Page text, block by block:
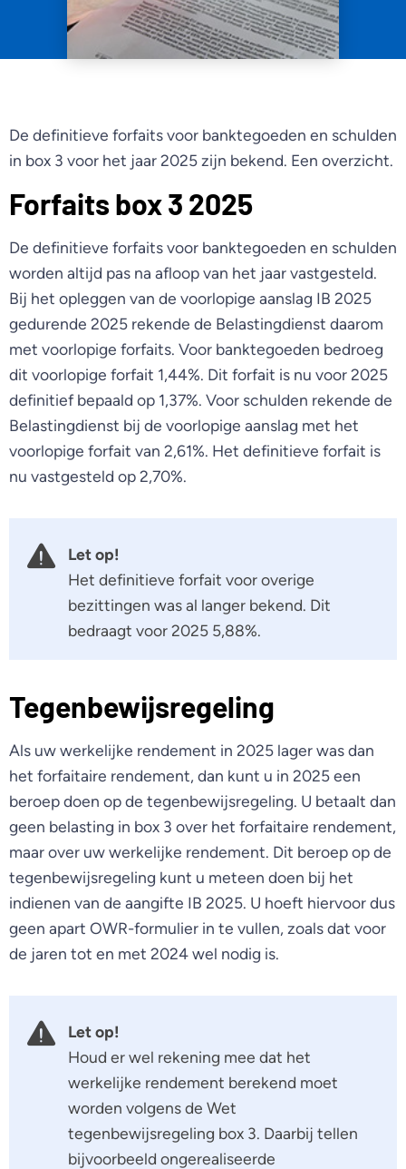
De definitieve forfaits voor banktegoeden en schulden
in box 3 voor het jaar 2025 zijn bekend. Een overzicht.
Forfaits box 3 2025
De definitieve forfaits voor banktegoeden en schulden
worden altijd pas na afloop van het jaar vastgesteld.
Bij het opleggen van de voorlopige aanslag IB 2025
gedurende 2025 rekende de Belastingdienst daarom
met voorlopige forfaits. Voor banktegoeden bedroeg
dit voorlopige forfait 1,44%. Dit forfait is nu voor 2025
definitief bepaald op 1,37%. Voor schulden rekende de
Belastingdienst bij de voorlopige aanslag met het
voorlopige forfait van 2,61%. Het definitieve forfait is
nu vastgesteld op 2,70%.
Let op!
Het definitieve forfait voor overige
bezittingen was al langer bekend. Dit
bedraagt voor 2025 5,88%.
Tegenbewijsregeling
Als uw werkelijke rendement in 2025 lager was dan
het forfaitaire rendement, dan kunt u in 2025 een
beroep doen op de tegenbewijsregeling. U betaalt dan
geen belasting in box 3 over het forfaitaire rendement,
maar over uw werkelijke rendement. Dit beroep op de
tegenbewijsregeling kunt u meteen doen bij het
indienen van de aangifte IB 2025. U hoeft hiervoor dus
geen apart OWR-formulier in te vullen, zoals dat voor
de jaren tot en met 2024 wel nodig is.
Let op!
Houd er wel rekening mee dat het
werkelijke rendement berekend moet
worden volgens de Wet
tegenbewijsregeling box 3. Daarbij tellen
bijvoorbeeld ongerealiseerde